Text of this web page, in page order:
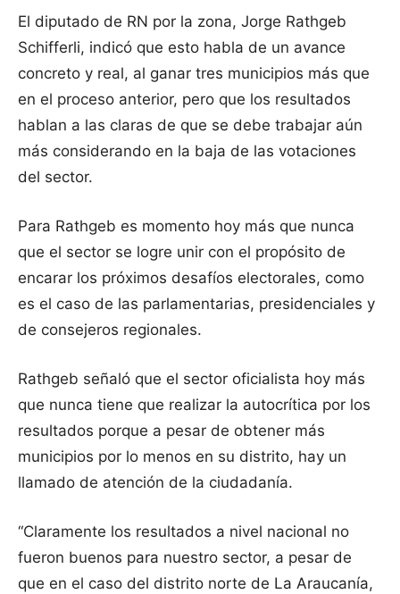
El diputado de RN por la zona, Jorge Rathgeb
Schifferli, indicó que esto habla de un avance
concreto y real, al ganar tres municipios más que
en el proceso anterior, pero que los resultados
hablan a las claras de que se debe trabajar aún
más considerando en la baja de las votaciones
del sector.
Para Rathgeb es momento hoy más que nunca
que el sector se logre unir con el propósito de
encarar los próximos desafíos electorales, como
es el caso de las parlamentarias, presidenciales y
de consejeros regionales.
Rathgeb señaló que el sector oficialista hoy más
que nunca tiene que realizar la autocrítica por los
resultados porque a pesar de obtener más
municipios por lo menos en su distrito, hay un
llamado de atención de la ciudadanía.
“Claramente los resultados a nivel nacional no
fueron buenos para nuestro sector, a pesar de
que en el caso del distrito norte de La Araucanía,